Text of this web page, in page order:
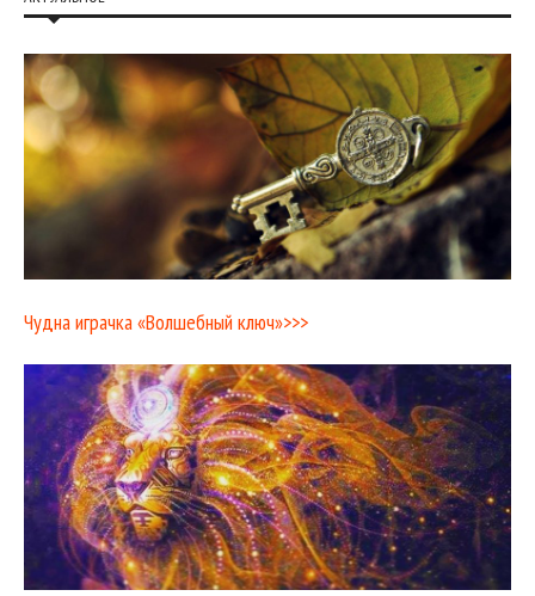
Чудна играчка «Волшебный ключ»>>>